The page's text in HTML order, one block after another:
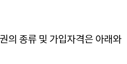
의 종류 및 가입자격은 아래와